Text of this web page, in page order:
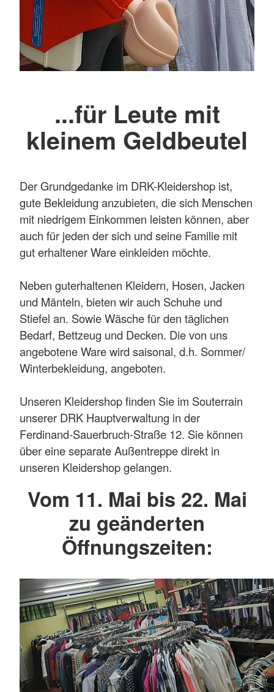
...für Leute mit
kleinem Geldbeutel
Der Grundgedanke im DRK-Kleidershop ist,
gute Bekleidung anzubieten, die sich Menschen
mit niedrigem Einkommen leisten können, aber
auch für jeden der sich und seine Familie mit
gut erhaltener Ware einkleiden möchte.
Neben guterhaltenen Kleidern, Hosen, Jacken
und Mänteln, bieten wir auch Schuhe und
Stiefel an. Sowie Wäsche für den täglichen
Bedarf, Bettzeug und Decken. Die von uns
angebotene Ware wird saisonal, d.h. Sommer/
Winterbekleidung, angeboten.
Unseren Kleidershop finden Sie im Souterrain
unserer DRK Hauptverwaltung in der
Ferdinand-Sauerbruch-Straße 12. Sie können
über eine separate Außentreppe direkt in
unseren Kleidershop gelangen.
Vom 11. Mai bis 22. Mai
zu geänderten
Öffnungszeiten: